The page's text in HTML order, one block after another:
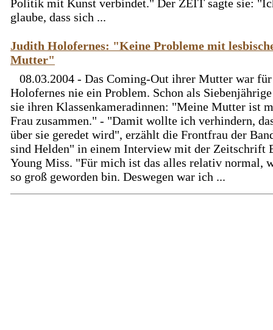
Politik mit Kunst verbindet." Der ZEIT sagte sie:
glaube, dass sich ...
Judith Holofernes: "Keine Probleme mit
Mutter"
08.03.2004 - Das Coming-Out ihrer Mutter war
Holofernes nie ein Problem. Schon als
sie ihren Klassenkameradinnen: "Meine Mutter ist
Frau zusammen." - "Damit wollte ich verhindern,
über sie geredet wird", erzählt die Frontfrau der
sind Helden" in einem Interview mit der Zeitschrift
Young Miss. "Für mich ist das alles relativ normal,
so groß geworden bin. Deswegen war ich ...